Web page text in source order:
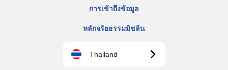
การเข้าถึงข้อมูล
หลักจริยธรรมมิชลิน
Thailand